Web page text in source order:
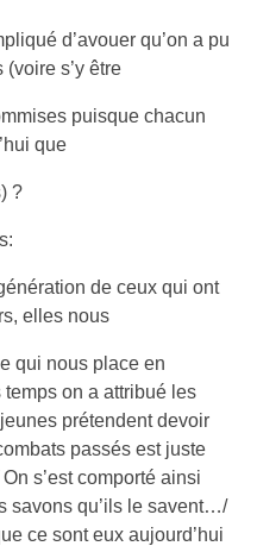
d’avouer qu’on a pu
s’y être
puisque chacun
que
?
de ceux qui ont
elles nous
qui nous place en
on a attribué les
prétendent devoir
passés est juste
s’est comporté ainsi
savons qu’ils le savent…/
ce sont eux aujourd’hui